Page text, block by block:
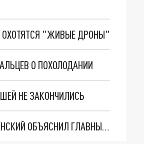
ОХОТЯТСЯ "ЖИВЫЕ ДРОНЫ"
О ПОХОЛОДАНИИ
НЕ ЗАКОНЧИЛИСЬ
"МЫ ВАС ЗАСТАВИМ": ЖУТКИЕ ДЕТАЛИ ОХОТЫ НА ГЕНЕРАЛА. ЗЕЛЕНСКИЙ ОБЪЯСНИЛ ГЛАВНЫЙ СМЫСЛ ТЕРАКТА В ЦЕНТРЕ МОСКВЫ